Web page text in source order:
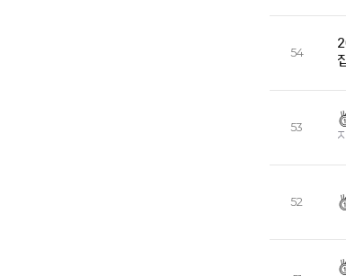
54
53
지
52